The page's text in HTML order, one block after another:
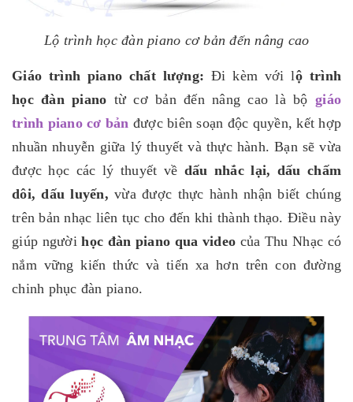
Lộ trình học đàn piano cơ bản đến nâng cao
Giáo trình piano chất lượng:Đi kèm với lộ trình
học đàn piano từ cơ bản đến nâng cao là bộ giáo
trình piano cơ bản được biên soạn độc quyền, kết hợp
nhuần nhuyễn giữa lý thuyết và thực hành. Bạn sẽ vừa
được học các lý thuyết về dấu nhắc lại, dấu chấm
dôi, dấu luyến, vừa được thực hành nhận biết chúng
trên bản nhạc liên tục cho đến khi thành thạo. Điều này
giúp ngườihọc đàn piano qua video của Thu Nhạc có
nắm vững kiến thức và tiến xa hơn trên con đường
chinh phục đàn piano.